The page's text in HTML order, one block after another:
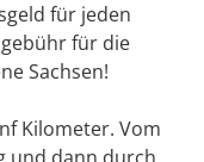
für jeden
für die
Sachsen!
Kilometer. Vom